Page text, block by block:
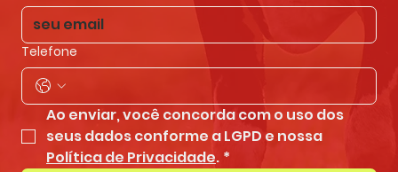
Telefone
Ao enviar, você concorda com o uso dos
Política de Privacidade. *